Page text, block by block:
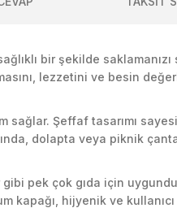
bir şekilde
lezzetini ve besin
sağlar. Şeffaf tasarımı
dolapta veya piknik
gibi pek çok gıda için
kapağı, hijyenik ve